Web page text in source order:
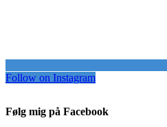
Follow on Instagram
Følg mig på Facebook